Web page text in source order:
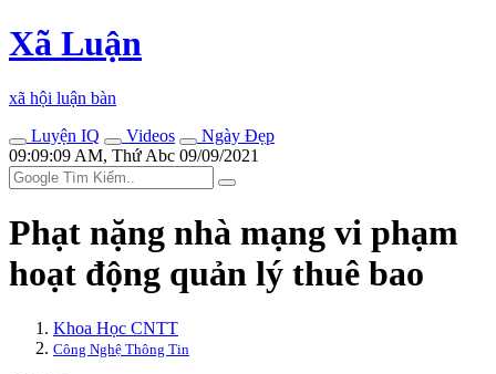
Xã Luận
xã hội luận bàn
Luyện IQ
Videos
Ngày Đẹp
09:09:09 AM, Thứ Abc 09/09/2021
Phạt nặng nhà mạng vi phạm
hoạt động quản lý thuê bao
Khoa Học CNTT
Công Nghệ Thông Tin